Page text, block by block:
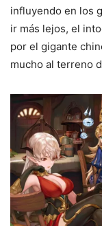
influyendo en los
ir más lejos, el
por el gigante
mucho al terreno